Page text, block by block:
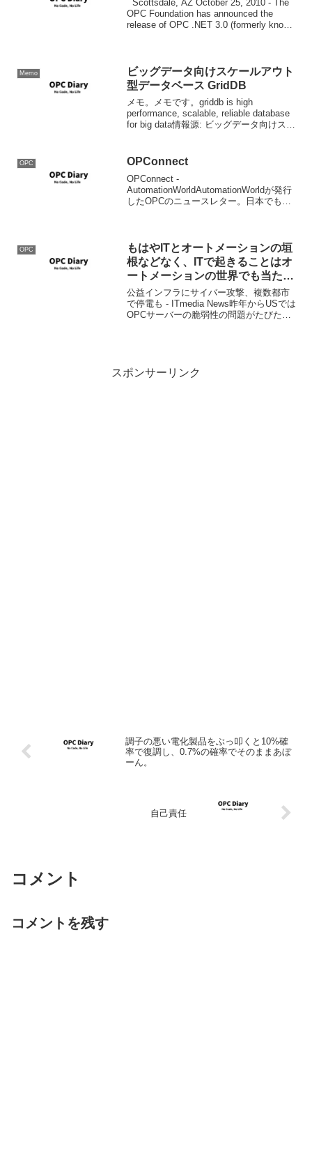
Scottsdale, AZ October 25, 2010 - The
OPC Foundation has announced the
release of OPC .NET 3.0 (formerly known
Memo
ビッグデータ向けスケールアウト
型データベース GridDB
メモ。メモです。griddb is high
performance, scalable, reliable database
for big data情報源: ビッグデータ向けスケ
OPC OPConnect
OPConnect -
AutomationWorldAutomationWorldが発行
したOPCのニュースレター。日本でもこ
OPC
もはやITとオートメーションの垣
根などなく、ITで起きることはオ
ートメーションの世界でも当たり
前に起こると覚悟せよ
公益インフラにサイバー攻撃、複数都市
で停電も - ITmedia News昨年からUSでは
OPCサーバーの脆弱性の問題がたびたび
スポンサーリンク
調子の悪い電化製品をぶっ叩くと10%確
率で復調し、0.7%の確率でそのままあぼ
ーん。
自己責任
コメント
コメントを残す